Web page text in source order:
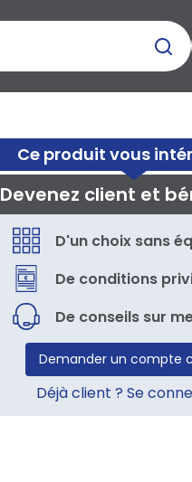
Ce produit vous
Devenez client et
D'un choix sans
De conditions
De conseils sur
Demander un compte
Déjà client ? Se